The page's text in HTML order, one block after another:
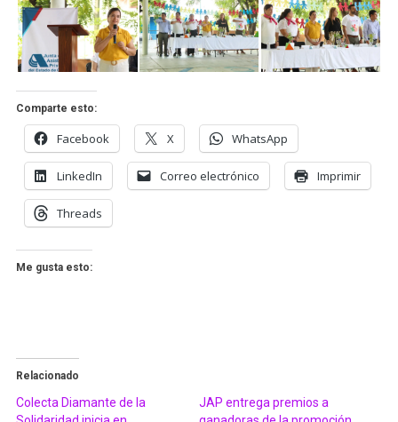
Comparte esto:
Facebook X WhatsApp
LinkedIn Correo electrónico Imprimir
Threads
Me gusta esto:
Relacionado
Colecta Diamante de la
JAP entrega premios a